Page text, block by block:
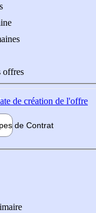
offres
de création de l'offre
de Contrat